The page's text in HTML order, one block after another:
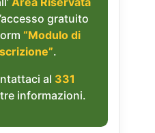
gratuito
“Modulo di
.
al 331
informazioni.